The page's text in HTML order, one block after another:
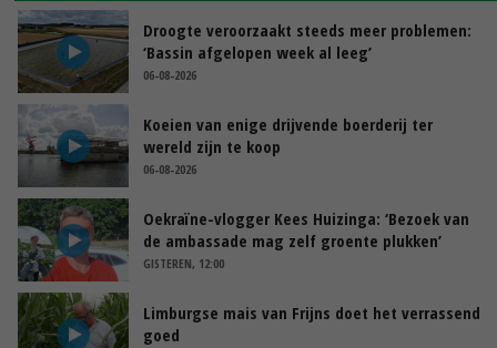
Droogte veroorzaakt steeds meer problemen:
‘Bassin afgelopen week al leeg’
06-08-2026
Koeien van enige drijvende boerderij ter
wereld zijn te koop
06-08-2026
Oekraïne-vlogger Kees Huizinga: ‘Bezoek van
de ambassade mag zelf groente plukken’
GISTEREN, 12:00
Limburgse mais van Frijns doet het verrassend
goed